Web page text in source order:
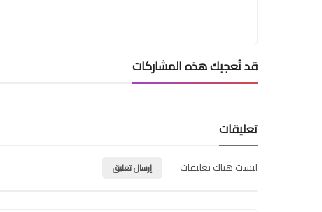
قد تُعجبك هذه المشاركات
تعليقات
ليست هناك تعليقات إرسال تعليق